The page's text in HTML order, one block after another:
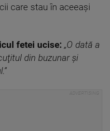
care stau în aceeaşi
fetei ucise: „O dată a
din buzunar şi